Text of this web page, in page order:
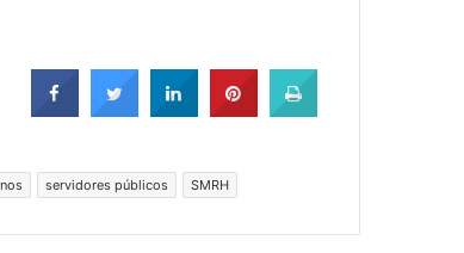
servidores públicos SMRH